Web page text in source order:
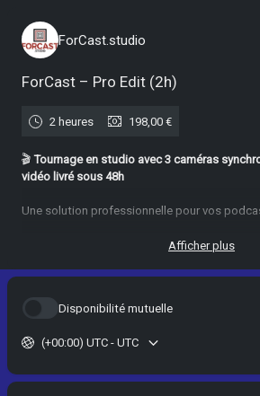
ForCast.studio
ForCast – Pro Edit (2h)
2 heures 198,00 €
🎬Tournage en studio avec 3 caméras
vidéo livré sous 48h
Une solution professionnelle pour vos
Notre équipe assure la captation, puis le
💡 Vous recevez un fichier vidéo propre et
– Réalisateur technique sur place
– Export en Full HD (4K sur demande)
Afficher plus
Disponibilité mutuelle
(+00:00) UTC - UTC